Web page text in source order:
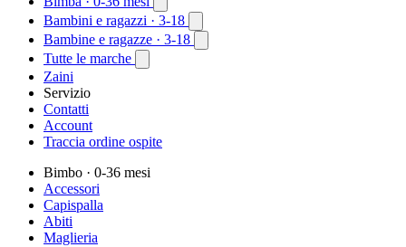
Bambini e ragazzi · 3-18
Bambine e ragazze · 3-18
Tutte le marche
Zaini
Servizio
Contatti
Account
Traccia ordine ospite
Bimbo · 0-36 mesi
Accessori
Capispalla
Abiti
Maglieria